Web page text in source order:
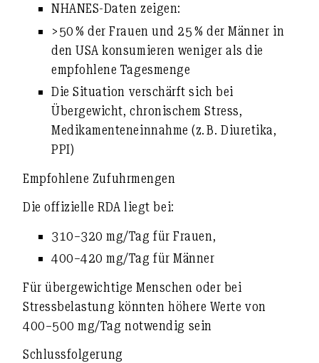
NHANES-Daten zeigen:
>50 % der Frauen und 25 % der Männer in
den USA konsumieren weniger als die
empfohlene Tagesmenge
Die Situation verschärft sich bei
Übergewicht, chronischem Stress,
Medikamenteneinnahme (z. B. Diuretika,
PPI)
Empfohlene Zufuhrmengen
Die offizielle RDA liegt bei:
310–320 mg/Tag für Frauen,
400–420 mg/Tag für Männer
Für übergewichtige Menschen oder bei
Stressbelastung könnten höhere Werte von
400–500 mg/Tag notwendig sein
Schlussfolgerung